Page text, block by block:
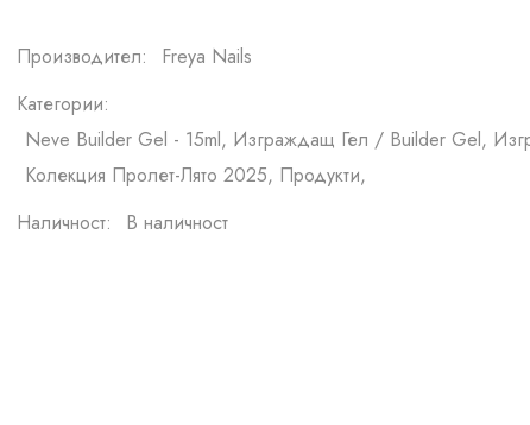
Производител:
Freya Nails
Категории:
Neve Builder Gel - 15ml, Изграждащ Гел / Builder Gel,
Колекция Пролет-Лято 2025, Продукти,
Наличност:
В наличност